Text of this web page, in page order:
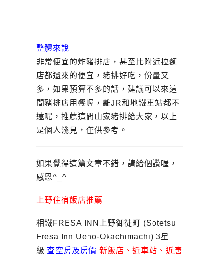
整體來說
非常便宜的炸豬排店，甚至比附近拉麵
店都還來的便宜，豬排好吃，份量又
多，如果預算不多的話，建議可以來這
間豬排店用餐喔，離JR和地鐵車站都不
遠呢，推薦這間山家豬排給大家，以上
是個人淺見，僅供參考。
如果覺得這篇文章不錯，請給個讚喔，
感恩^_^
上野住宿飯店推薦
相鐵FRESA INN上野御徒町 (Sotetsu
Fresa Inn Ueno-Okachimachi) 3星
級 查空房及房價 新飯店、近車站、近唐